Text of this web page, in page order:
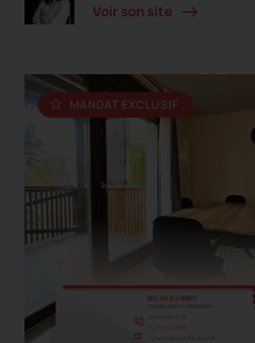
Voir son site
MANDAT EXCLUSIF